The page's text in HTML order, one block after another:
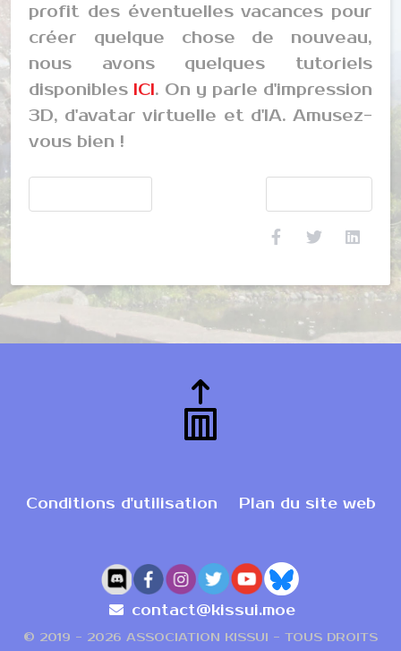
profit des éventuelles vacances pour
créer quelque chose de nouveau,
nous avons quelques tutoriels
disponibles ICI. On y parle d'impression
3D, d'avatar virtuelle et d'IA. Amusez-
vous bien !
Article suivant :
Conditions d'utilisation Plan du site web
contact@kissui.moe
© 2019 - 2026 ASSOCIATION KISSUI - TOUS DROITS